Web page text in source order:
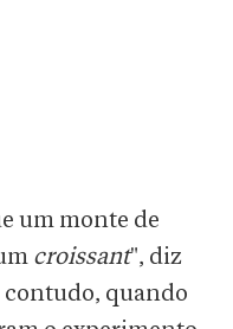
um monte de
croissant", diz
contudo, quando